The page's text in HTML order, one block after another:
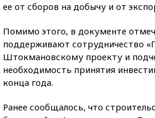
ее от сборов на добычу и от
Помимо этого, в документе
поддерживают сотрудничество
Штокмановскому проекту и
необходимость принятия
конца года.
Ранее сообщалось, что